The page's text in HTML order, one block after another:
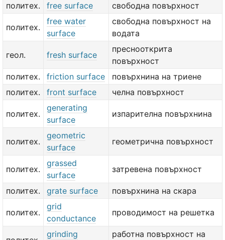
политех. free surface свободна повърхност
политех.
free water
surface
свободна повърхност на
водата
геол. fresh surface
преснооткрита
повърхност
политех.
friction surface
повърхнина на триене
политех.
front surface челна повърхност
политех.
generating
surface
изпарителна повърхнина
политех.
geometric
surface
геометрична повърхност
политех.
grassed
surface
затревена повърхност
политех. grate surface повърхнина на скара
политех.
grid
conductance
проводимост на решетка
grinding
работна повърхност на